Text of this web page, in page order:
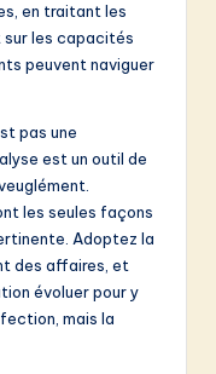
en traitant les
les capacités
peuvent naviguer
pas une
est un outil de
les seules façons
Adoptez la
des affaires, et
évoluer pour y
mais la